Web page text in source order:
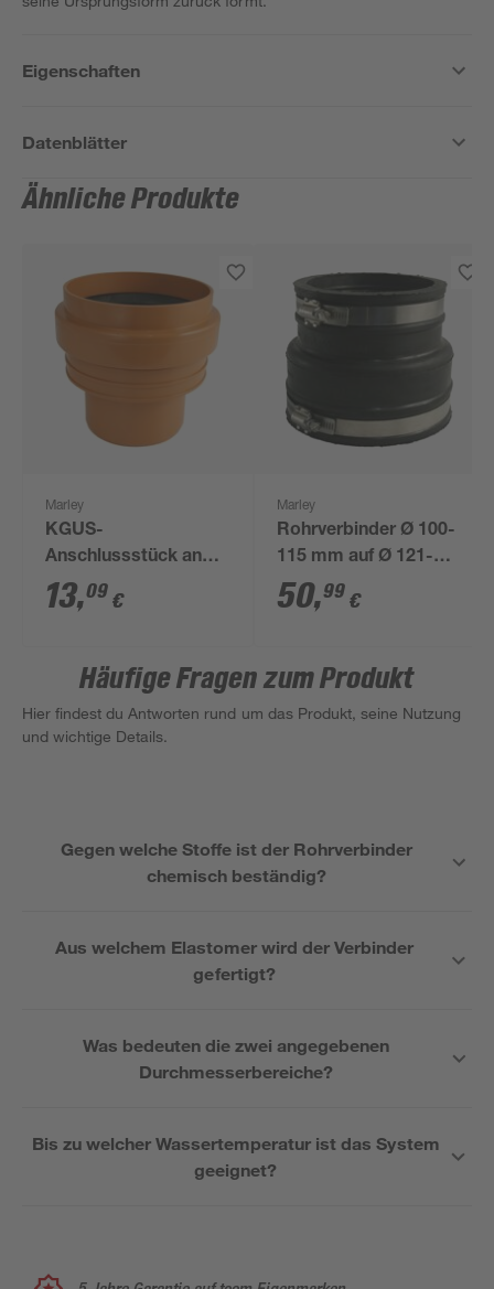
Eigenschaften
Datenblätter
Ähnliche Produkte
Marley
KGUS-
Anschlussstück an
Steinzeug Spitzende
DN 110
13,09 €
Marley
Rohrverbinder Ø 100-
115 mm auf Ø 121-
136 mm
50,99 €
Häufige Fragen zum Produkt
Hier findest du Antworten rund um das Produkt, seine Nutzung
und wichtige Details.
Gegen welche Stoffe ist der Rohrverbinder
chemisch beständig?
Aus welchem Elastomer wird der Verbinder
gefertigt?
Was bedeuten die zwei angegebenen
Durchmesserbereiche?
Bis zu welcher Wassertemperatur ist das System
geeignet?